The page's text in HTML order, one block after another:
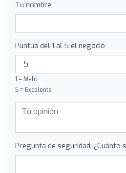
Tu nombre
Puntúa del 1 al 5 el negocio
1 = Malo
5 = Excelente
Pregunta de seguridad: ¿Cuánto